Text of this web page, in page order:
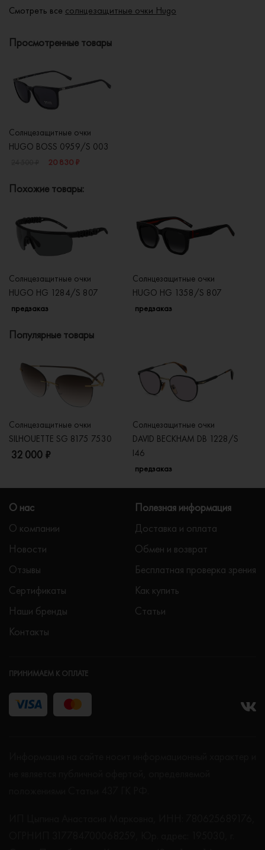
Смотреть все солнцезащитные очки Hugo
Просмотренные товары
Солнцезащитные очки
HUGO BOSS 0959/S 003
20 830 ₽
Похожие товары:
Солнцезащитные очки
HUGO HG 1284/S 807
предзаказ
Солнцезащитные очки
HUGO HG 1358/S 807
предзаказ
Популярные товары
Солнцезащитные очки
SILHOUETTE SG 8175 7530
32 000 ₽
Солнцезащитные очки
DAVID BECKHAM DB 1228/S
I46
предзаказ
О нас
О компании
Новости
Отзывы
Сертификаты
Наши бренды
Контакты
Полезная информация
Доставка и оплата
Обмен и возврат
Бесплатная проверка зрения
Как купить
Статьи
ПРИНИМАЕМ К ОПЛАТЕ